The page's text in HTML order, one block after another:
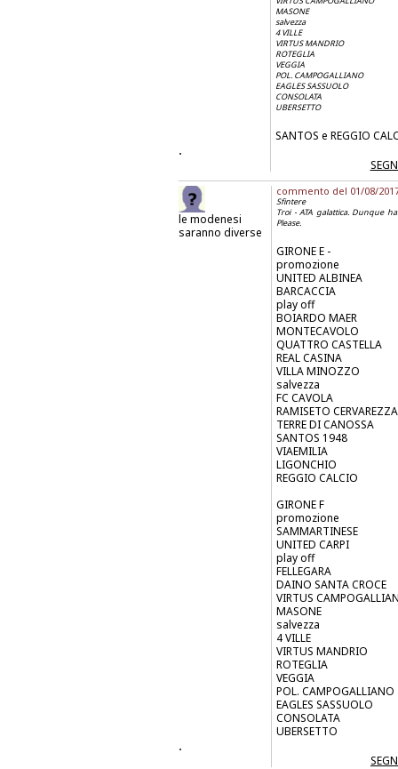
MASONE
salvezza
4 VILLE
VIRTUS MANDRIO
ROTEGLIA
VEGGIA
POL. CAMPOGALLIANO
EAGLES SASSUOLO
CONSOLATA
UBERSETTO
SANTOS e REGGIO
.
le modenesi
saranno diverse
commento del 01/08/
Sfintere
Troi - ATA galattica. Dunque
Please.
GIRONE E -
promozione
UNITED ALBINEA
BARCACCIA
play off
BOIARDO MAER
MONTECAVOLO
QUATTRO CASTELLA
REAL CASINA
VILLA MINOZZO
salvezza
FC CAVOLA
RAMISETO CERVAREZZA
TERRE DI CANOSSA
SANTOS 1948
VIAEMILIA
LIGONCHIO
REGGIO CALCIO
GIRONE F
promozione
SAMMARTINESE
UNITED CARPI
play off
FELLEGARA
DAINO SANTA CROCE
VIRTUS
MASONE
salvezza
4 VILLE
VIRTUS MANDRIO
ROTEGLIA
VEGGIA
POL. CAMPOGALLIANO
EAGLES SASSUOLO
CONSOLATA
UBERSETTO
.